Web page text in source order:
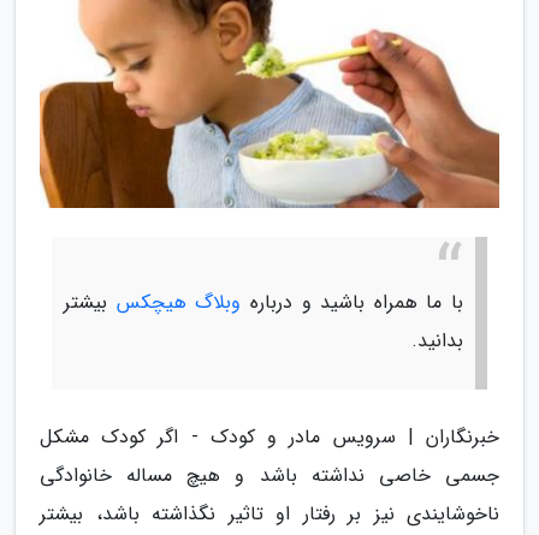
با ما همراه باشید و درباره وبلاگ هیچکس بیشتر
بدانید.
خبرنگاران | سرویس مادر و کودک - اگر کودک مشکل
جسمی خاصی نداشته باشد و هیچ مساله خانوادگی
ناخوشایندی نیز بر رفتار او تاثیر نگذاشته باشد، بیشتر